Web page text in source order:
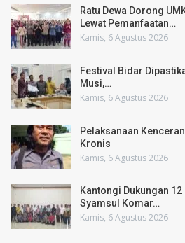
Ratu Dewa Dorong
Lewat Pemanfaatan…
Kamis, 6 Agustus 2026
Festival Bidar
Musi,…
Kamis, 6 Agustus 2026
Pelaksanaan
Kronis
Kamis, 6 Agustus 2026
Kantongi Dukungan
Syamsul Komar…
Kamis, 6 Agustus 2026